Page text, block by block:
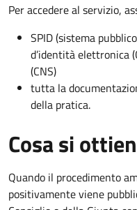
Per accedere al servizio,
SPID (sistema
d’identità elettronica
(CNS)
tutta la
della pratica.
Cosa si
Quando il procedimento
positivamente viene